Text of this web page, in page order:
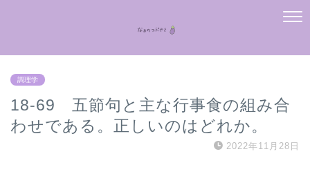
調理学
18-69 五節句と主な行事食の組み合
わせである。正しいのはどれか。
2022年11月28日